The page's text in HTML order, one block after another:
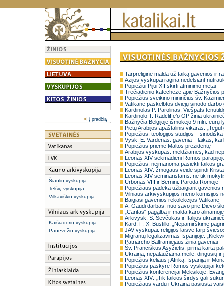
į pradžią
Šiaulių vyskupija
Telšių vyskupija
Vilkaviškio vyskupija
Kaišiadorių vyskupija
Panevėžio vyskupija
Tarpreliginė malda už taiką gavėnios ir
Azijos vyskupai ragina nedelsiant
Popiežiui Pijui XII skirti atminimo metai
Trečiadienio katechezė apie Bažnyčios
Popiežius sveikino mininčius šv.
Vatikane paskelbtos dviejų sinodo
Kardinolas P. Parolinas: Viešpats
Kardinolo T. Radcliffe’o OP žinia
Bažnyčia Belgijoje išmokėjo 9 mln. eurų
Pietų Arabijos apaštalinis vikaras: „Tegul
Popiežius: teologijos studijos –
Vysk. E. Vardenas: gavėnia – laikas,
Popiežius priėmė Maltos prezidentę
Arabijos vyskupas: meldžiamės, kad
Leonas XIV sekmadienį Romos
Popiežius: neįmanoma pasiekti taikos
Leonas XIV: žmogaus veide spindi
Leonas XIV seminaristams: ne tik
Urbonas VIII ir Bernini. Paroda Romoje
Popiežiaus padėka užbaigiant gavėnios
Vilniaus arkivyskupijos meno komisijos
Baigiasi gavėnios rekolekcijos Vatikane
A. Gaudi darbas: nuo savo prie Dievo
„Caritas“ pagalba ir malda karo
Arkivysk. S. Ševčukas ir Italijos
Kard. F.-X. Bustillo: „Nepamirškime
JAV vyskupai: religijos laisvė tarp
Migrantų legalizavimas Ispanijoje:
Patriarcho Baltramiejaus žinia gavėniai
Šv. Pranciškus Asyžietis: pirmą kartą
Ukraina, nepalaužiama meilė: dingusių
Popiežius keliaus į Afriką, Ispaniją ir
Popiežius paskyrė Romos vyskupijai
Popiežius konferencijai Meksikoje:
Leonas XIV: „Tik taikios širdys gali
Popiežiaus vardu į Ukrainą pasiųsta